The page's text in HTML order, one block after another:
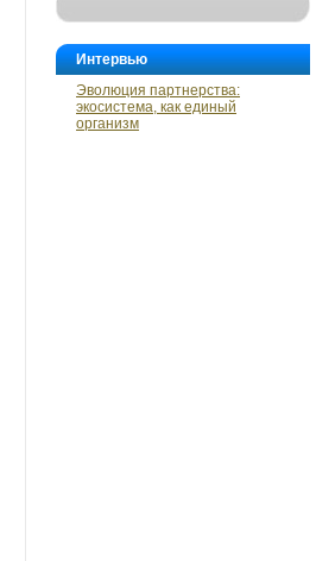
Интервью
Эволюция партнерства:
экосистема, как единый
организм